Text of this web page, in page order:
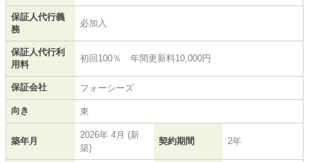
保証人代行義
務
必加入
保証人代行利
用料
初回100％ 年間更新料10,000円
保証会社 フォーシーズ
向き 東
築年月
2026年 4月 (新
築)
契約期間 2年